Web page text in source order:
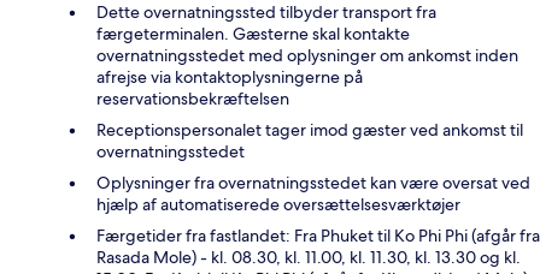
Dette overnatningssted tilbyder transport fra
færgeterminalen. Gæsterne skal kontakte
overnatningsstedet med oplysninger om ankomst inden
afrejse via kontaktoplysningerne på
reservationsbekræftelsen
Receptionspersonalet tager imod gæster ved ankomst til
overnatningsstedet
Oplysninger fra overnatningsstedet kan være oversat ved
hjælp af automatiserede oversættelsesværktøjer
Færgetider fra fastlandet: Fra Phuket til Ko Phi Phi (afgår fra
Rasada Mole) - kl. 08.30, kl. 11.00, kl. 11.30, kl. 13.30 og kl.